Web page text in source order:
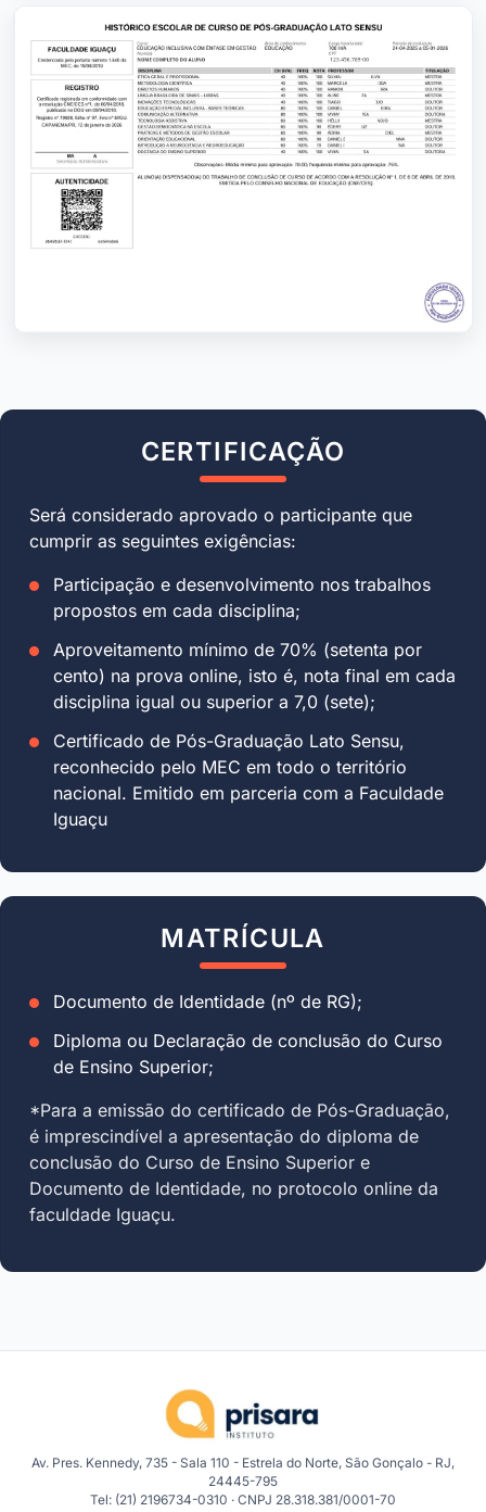
CERTIFICAÇÃO
Será considerado aprovado o participante que
cumprir as seguintes exigências:
Participação e desenvolvimento nos trabalhos
propostos em cada disciplina;
Aproveitamento mínimo de 70% (setenta por
cento) na prova online, isto é, nota final em cada
disciplina igual ou superior a 7,0 (sete);
Certificado de Pós-Graduação Lato Sensu,
reconhecido pelo MEC em todo o território
nacional. Emitido em parceria com a Faculdade
Iguaçu
MATRÍCULA
Documento de Identidade (nº de RG);
Diploma ou Declaração de conclusão do Curso
de Ensino Superior;
*Para a emissão do certificado de Pós-Graduação,
é imprescindível a apresentação do diploma de
conclusão do Curso de Ensino Superior e
Documento de Identidade, no protocolo online da
faculdade Iguaçu.
Av. Pres. Kennedy, 735 - Sala 110 - Estrela do Norte, São Gonçalo - RJ,
24445-795
Tel: (21) 2196734-0310 · CNPJ 28.318.381/0001-70